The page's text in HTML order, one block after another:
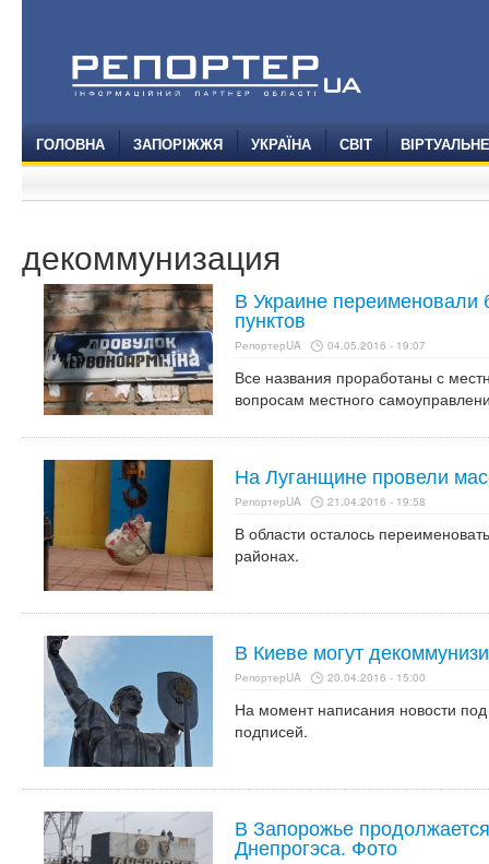
ГОЛОВНА ЗАПОРІЖЖЯ УКРАЇНА СВІТ
декоммунизация
В Украине переименовали
пунктов
РепортерUA 04.05.2016 - 19:07
Все названия проработаны с
вопросам местного
На Луганщине провели
РепортерUA 21.04.2016 - 19:58
В области осталось
районах.
В Киеве могут
РепортерUA 20.04.2016 - 15:00
На момент написания новости
подписей.
В Запорожье
Днепрогэса. Фото